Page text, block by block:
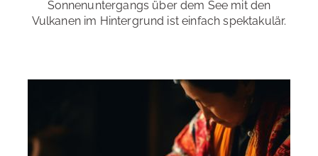
Sonnenuntergangs über dem See mit den
Vulkanen im Hintergrund ist einfach spektakulär.
Machen Sie mehr aus Ihrer Spanisch Sprachreise mit
einem Yogakurs in unserem paradiesischen Yoga
Zentrum in Tzununa! Hier erhalten Sie täglich 100 min
Yogaunterricht, drei köstliche vegetarische oder
bewohnen. Lernen Sie die Lebensart und Traditionen
der lokalen Maya-Gemeinschaften rund um den See